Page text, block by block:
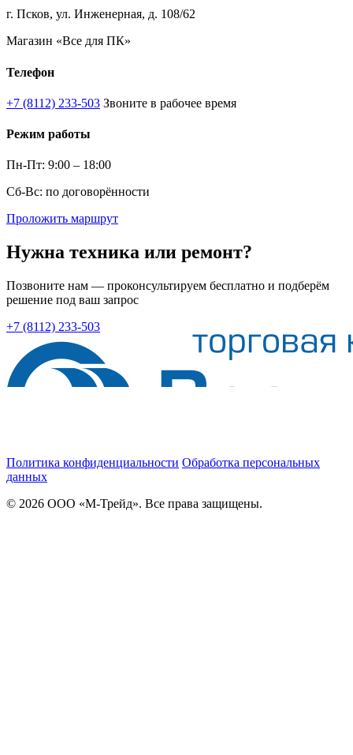
г. Псков, ул. Инженерная, д. 108/62
Магазин «Все для ПК»
Телефон
+7 (8112) 233-503 Звоните в рабочее время
Режим работы
Пн-Пт: 9:00 – 18:00
Сб-Вс: по договорённости
Проложить маршрут
Нужна техника или ремонт?
Позвоните нам — проконсультируем бесплатно и подберём
решение под ваш запрос
+7 (8112) 233-503
Политика конфиденциальности Обработка персональных
данных
© 2026 ООО «М-Трейд». Все права защищены.